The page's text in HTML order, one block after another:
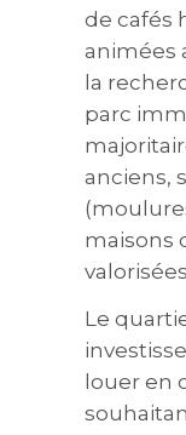
de cafés
animées
la
parc
anciens,
maisons
Le
louer en